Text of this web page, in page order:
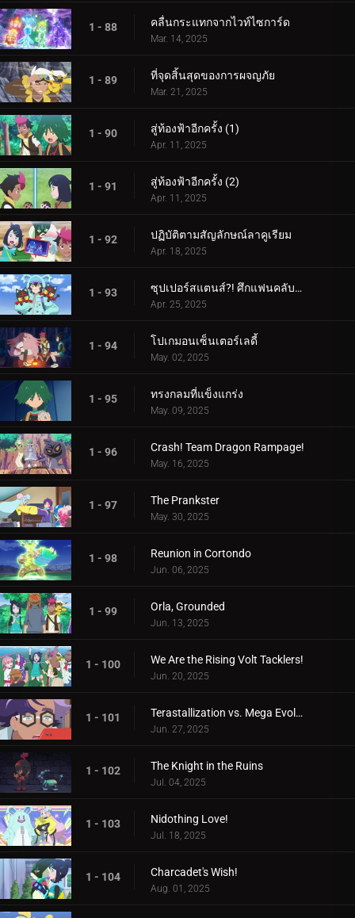
1 - 88 คลื่นกระแทกจากไวท์ไซการ์ด
Mar. 14, 2025
1 - 89 ที่จุดสิ้นสุดของการผจญภัย
Mar. 21, 2025
1 - 90 สู่ท้องฟ้าอีกครั้ง (1)
Apr. 11, 2025
1 - 91 สู่ท้องฟ้าอีกครั้ง (2)
Apr. 11, 2025
1 - 92 ปฏิบัติตามสัญลักษณ์ลาคูเรียม
Apr. 18, 2025
1 - 93 ซุปเปอร์สแตนส์?! ศึกแฟนคลับคุรุมิน!!
Apr. 25, 2025
1 - 94 โปเกมอนเซ็นเตอร์เลดี้
May. 02, 2025
1 - 95 ทรงกลมที่แข็งแกร่ง
May. 09, 2025
1 - 96 Crash! Team Dragon Rampage!
May. 16, 2025
1 - 97 The Prankster
May. 30, 2025
1 - 98 Reunion in Cortondo
Jun. 06, 2025
1 - 99 Orla, Grounded
Jun. 13, 2025
1 - 100 We Are the Rising Volt Tacklers!
Jun. 20, 2025
1 - 101 Terastallization vs. Mega Evolution!
Jun. 27, 2025
1 - 102 The Knight in the Ruins
Jul. 04, 2025
1 - 103 Nidothing Love!
Jul. 18, 2025
1 - 104 Charcadet's Wish!
Aug. 01, 2025